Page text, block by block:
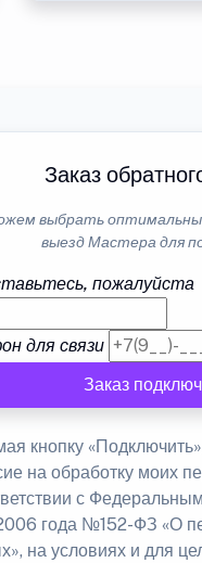
Заказ
выбрать
выезд Мастера для
пожалуйста
для связи
Заказ
кнопку
на обработку моих
с
года №152-ФЗ «О
на условиях и для